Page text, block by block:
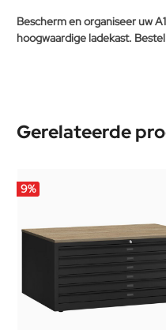
Bescherm en organiseer uw
hoogwaardige ladekast.
Gerelateerde
9%